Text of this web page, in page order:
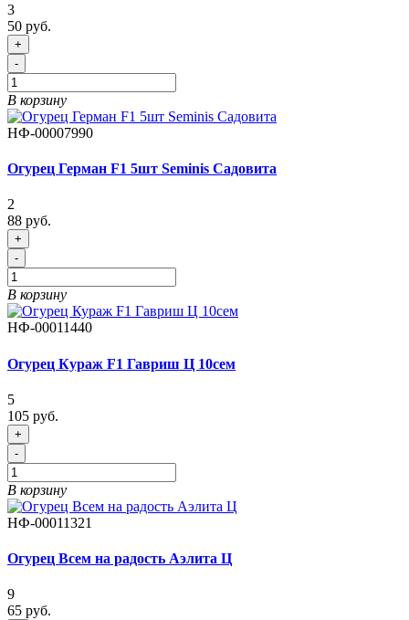
3
50 руб.
+
-
В корзину
НФ-00007990
Огурец Герман F1 5шт Seminis Садовита
2
88 руб.
+
-
В корзину
НФ-00011440
Огурец Кураж F1 Гавриш Ц 10сем
5
105 руб.
+
-
В корзину
НФ-00011321
Огурец Всем на радость Аэлита Ц
9
65 руб.